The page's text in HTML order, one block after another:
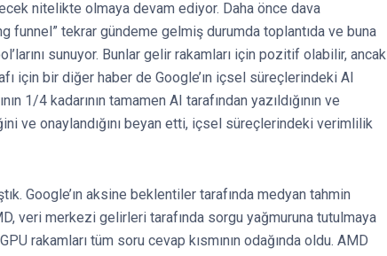
nitelikte olmaya devam ediyor. Daha önce dava
funnel” tekrar gündeme gelmiş durumda toplantıda ve buna
sunuyor. Bunlar gelir rakamları için pozitif olabilir, ancak
için bir diğer haber de Google’ın içsel süreçlerindeki AI
1/4 kadarının tamamen AI tarafından yazıldığının ve
ve onaylandığını beyan etti, içsel süreçlerindeki verimlilik
Google’ın aksine beklentiler tarafında medyan tahmin
veri merkezi gelirleri tarafında sorgu yağmuruna tutulmaya
rakamları tüm soru cevap kısmının odağında oldu. AMD